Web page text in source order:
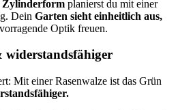
Zylinderform planierst du mit einer
Dein Garten sieht einheitlich aus,
Optik freuen.
Mit einer Rasenwalze ist das Grün